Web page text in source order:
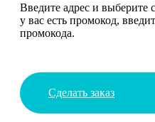
Введите адрес и выберите
у вас есть промокод,
промокода.
Сделать заказ